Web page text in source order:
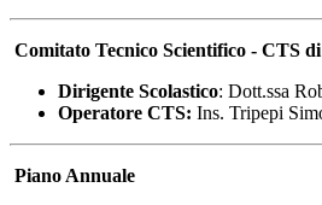
Comitato Tecnico Scientifico - CTS
Dirigente Scolastico: Dott.ssa
Operatore CTS: Ins. Tripepi
Piano Annuale